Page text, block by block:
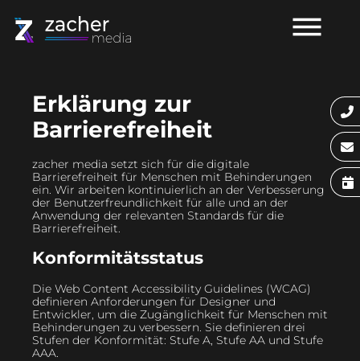
Erklärung zur
Barrierefreiheit
zacher media setzt sich für die digitale
Barrierefreiheit für Menschen mit Behinderungen
ein. Wir arbeiten kontinuierlich an der Verbesserung
der Benutzerfreundlichkeit für alle und an der
Anwendung der relevanten Standards für die
Barrierefreiheit.
Konformitätsstatus
Die Web Content Accessibility Guidelines (WCAG)
definieren Anforderungen für Designer und
Entwickler, um die Zugänglichkeit für Menschen mit
Behinderungen zu verbessern. Sie definieren drei
Stufen der Konformität: Stufe A, Stufe AA und Stufe
AAA.